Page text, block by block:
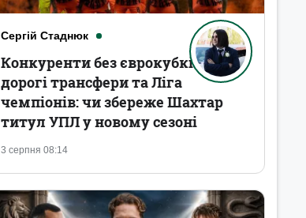
Сергій Стаднюк
3 серпня 08:14
Конкуренти без єврокубків,
дорогі трансфери та Ліга
чемпіонів: чи збереже Шахтар
титул УПЛ у новому сезоні